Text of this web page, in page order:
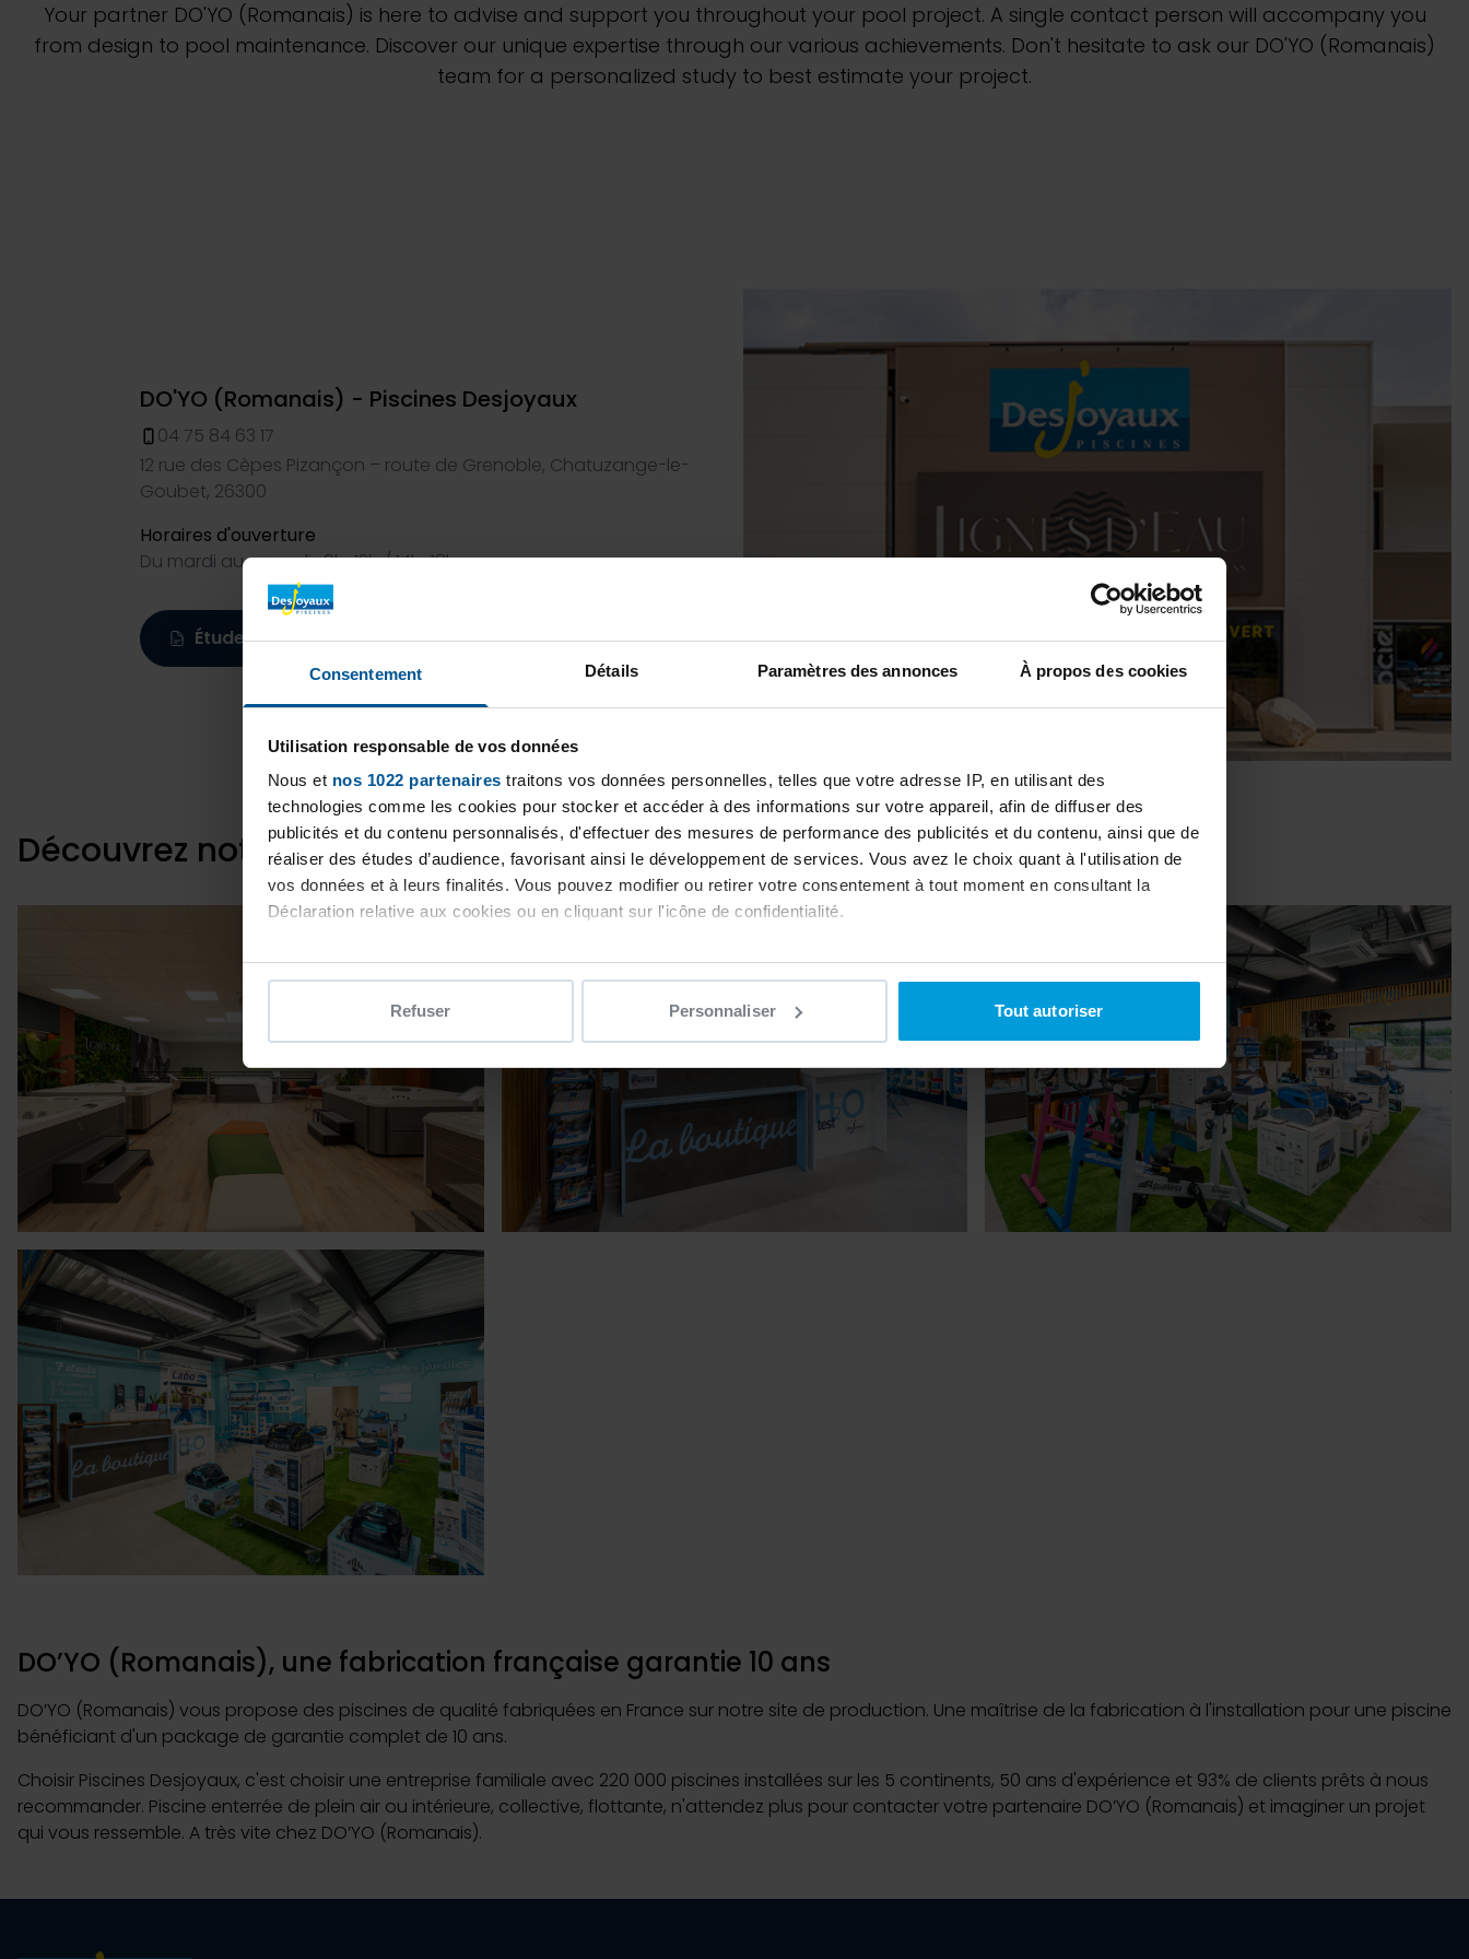
Consentement Détails Paramètres des annonces À propos des cookies
Utilisation responsable de vos données
Nous et nos 1022 partenaires traitons vos données personnelles, telles que votre adresse IP, en utilisant des
technologies comme les cookies pour stocker et accéder à des informations sur votre appareil, afin de diffuser des
publicités et du contenu personnalisés, d'effectuer des mesures de performance des publicités et du contenu, ainsi que de
réaliser des études d’audience, favorisant ainsi le développement de services. Vous avez le choix quant à l'utilisation de
vos données et à leurs finalités. Vous pouvez modifier ou retirer votre consentement à tout moment en consultant la
Déclaration relative aux cookies ou en cliquant sur l'icône de confidentialité.
Si vous le permettez, nous aimerions également :
Identifier votre appareil en l'analysant activement pour en relever les caractéristiques spécifiques (empreintes
digitales).
Pour en savoir plus sur le traitement de vos données personnelles et définir vos préférences, reportez-vous à lasection «
Détails »
. Vous pouvez modifier ou retirer votre consentement à tout moment à partir de la déclaration sur les cookies.
Les cookies nous permettent de personnaliser le contenu et les annonces, d'offrir des fonctionnalités relatives aux médias
sociaux et d'analyser notre trafic. Nous partageons également des informations sur l'utilisation de notre site avec nos
partenaires de médias sociaux, de publicité et d'analyse, qui peuvent combiner celles-ci avec d'autres informations que
vous leur avez fournies ou qu'ils ont collectées lors de votre utilisation de leurs services.
Refuser Personnaliser Tout autoriser
Nase Kolekcije
Grejanje Bazena
Your partner DO'YO (Romanais) is here to advise and support you throughout your pool project. A single contact person will accompany you
from design to pool maintenance. Discover our unique expertise through our various achievements. Don't hesitate to ask our DO'YO (Romanais)
team for a personalized study to best estimate your project.
DO'YO (Romanais) - Piscines Desjoyaux
04 75 84 63 17
12 rue des Cèpes Pizançon – route de Grenoble, Chatuzange-le-
Goubet, 26300
Horaires d'ouverture
Du mardi au samedi : 9h-12h / 14h-18h
Étude personnalisée
Découvrez notre magasin
DO’YO (Romanais), une fabrication française garantie 10 ans
DO’YO (Romanais) vous propose des piscines de qualité fabriquées en France sur notre site de production. Une maîtrise de la fabrication à l'installation pour une piscine
bénéficiant d'un package de garantie complet de 10 ans.
Choisir Piscines Desjoyaux, c'est choisir une entreprise familiale avec 220 000 piscines installées sur les 5 continents, 50 ans d'expérience et 93% de clients prêts à nous
recommander. Piscine enterrée de plein air ou intérieure, collective, flottante, n'attendez plus pour contacter votre partenaire DO’YO (Romanais) et imaginer un projet
qui vous ressemble. A très vite chez DO’YO (Romanais).